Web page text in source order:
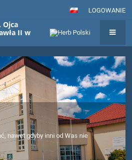
LOGOWANIE
Ojca
II w
nawet gdyby inni od Was nie